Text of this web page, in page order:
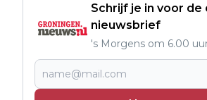
Schrijf je in voor de
nieuwsbrief
's Morgens om 6.00